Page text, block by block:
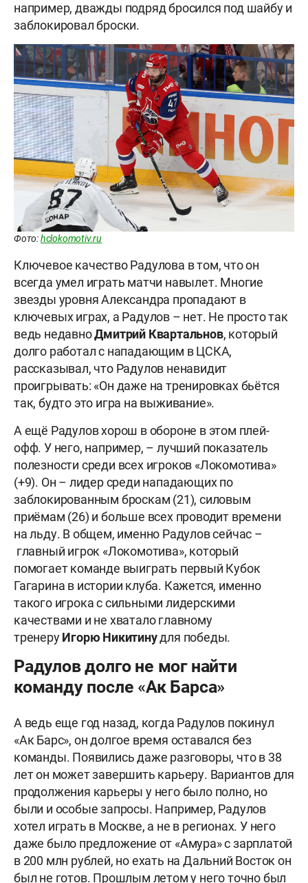
например, дважды подряд бросился под шайбу и
заблокировал броски.
Фото:hclokomotiv.ru
Ключевое качество Радулова в том, что он
всегда умел играть матчи навылет. Многие
звезды уровня Александра пропадают в
ключевых играх, а Радулов – нет. Не просто так
ведь недавноДмитрий Квартальнов, который
долго работал с нападающим в ЦСКА,
рассказывал, что Радулов ненавидит
проигрывать: «Он даже на тренировках бьётся
так, будто это игра на выживание».
А ещё Радулов хорош в обороне в этом плей-
офф. У него, например, – лучший показатель
полезности среди всех игроков «Локомотива»
(+9). Он – лидер среди нападающих по
заблокированным броскам (21), силовым
приёмам (26) и больше всех проводит времени
на льду. В общем, именно Радулов сейчас –
главный игрок «Локомотива», который
помогает команде выиграть первый Кубок
Гагарина в истории клуба. Кажется, именно
такого игрока с сильными лидерскими
качествами и не хватало главному
тренеруИгорю Никитинудля победы.
Радулов долго не мог найти
команду после «Ак Барса»
А ведь еще год назад, когда Радулов покинул
«Ак Барс», он долгое время оставался без
команды. Появились даже разговоры, что в 38
лет он может завершить карьеру. Вариантов для
продолжения карьеры у него было полно, но
были и особые запросы. Например, Радулов
хотел играть в Москве, а не в регионах. У него
даже было предложение от «Амура» с зарплатой
в 200 млн рублей, но ехать на Дальний Восток он
был не готов. Прошлым летом у него точно был